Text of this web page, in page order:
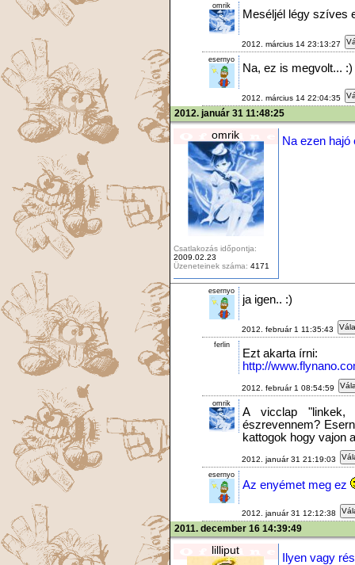
omrik
Meséljél légy szíves
2012. március 14 23:13:27
esernyo
Na, ez is megvolt... :)
2012. március 14 22:04:35
2012. január 31 11:48:25
omrik
Csatlakozás időpontja:
2009.02.23
Üzeneteinek száma: 4171
Na ezen hajó
esernyo
ja igen.. :)
2012. február 1 11:35:43
ferlin
Ezt akarta írni:
http://
2012. február 1 08:54:59
omrik
A vicclap "linkek,
észrevennem?
kattogok hogy vajon
2012. január 31 21:19:03
esernyo
Az enyémet meg ez
2012. január 31 12:12:38
2011. december 16 14:39:49
lilliput
Ilyen vagy